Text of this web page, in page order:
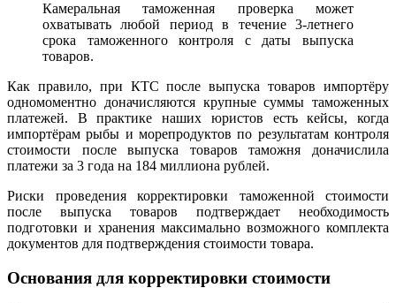
Камеральная таможенная проверка может
охватывать любой период в течение 3-летнего
срока таможенного контроля с даты выпуска
товаров.
Как правило, при КТС после выпуска товаров импортёру
одномоментно доначисляются крупные суммы таможенных
платежей. В практике наших юристов есть кейсы, когда
импортёрам рыбы и морепродуктов по результатам контроля
стоимости после выпуска товаров таможня доначислила
платежи за 3 года на 184 миллиона рублей.
Риски проведения корректировки таможенной стоимости
после выпуска товаров подтверждает необходимость
подготовки и хранения максимально возможного комплекта
документов для подтверждения стоимости товара.
Основания для корректировки стоимости